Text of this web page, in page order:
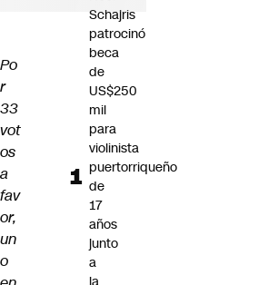
Po
r
33
vot
os
a
fav
or,
un
o
Schajris
patrocinó
beca
de
US$250
mil
para
violinista
puertorriqueño
de
17
años
junto
a
la